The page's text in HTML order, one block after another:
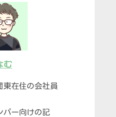
む
東在住の会社員
パー向けの記